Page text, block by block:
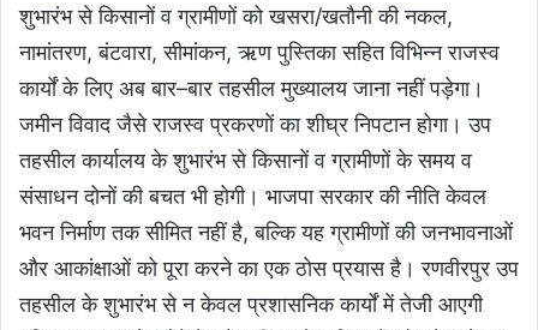
शुभारंभ से किसानों व ग्रामीणों को खसरा/खतौनी की नकल,
नामांतरण, बंटवारा, सीमांकन, ऋण पुस्तिका सहित विभिन्न राजस्व
कार्यों के लिए अब बार–बार तहसील मुख्यालय जाना नहीं पड़ेगा।
जमीन विवाद जैसे राजस्व प्रकरणों का शीघ्र निपटान होगा। उप
तहसील कार्यालय के शुभारंभ से किसानों व ग्रामीणों के समय व
संसाधन दोनों की बचत भी होगी। भाजपा सरकार की नीति केवल
भवन निर्माण तक सीमित नहीं है, बल्कि यह ग्रामीणों की जनभावनाओं
और आकांक्षाओं को पूरा करने का एक ठोस प्रयास है। रणवीरपुर उप
तहसील के शुभारंभ से न केवल प्रशासनिक कार्यों में तेजी आएगी